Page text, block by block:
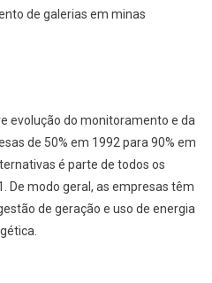
de galerias em minas
evolução do monitoramento e da
de 50% em 1992 para 90% em
é parte de todos os
De modo geral, as empresas têm
de geração e uso de energia